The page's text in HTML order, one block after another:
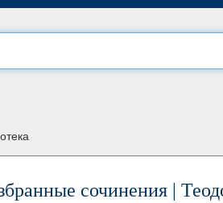
сочинения |